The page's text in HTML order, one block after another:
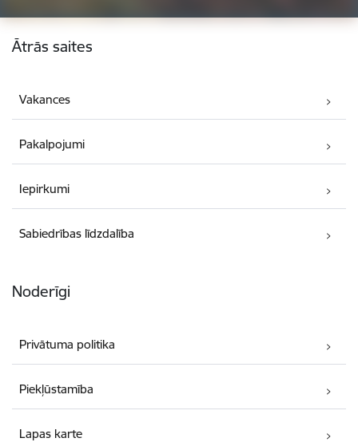
Kājene
Ātrās saites
Vakances
Pakalpojumi
Iepirkumi
Sabiedrības līdzdalība
Noderīgi
Privātuma politika
Piekļūstamība
Lapas karte